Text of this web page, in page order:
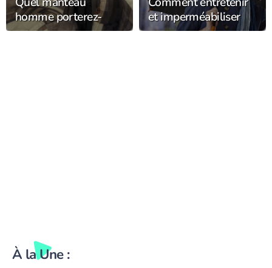
homme porterez-
vous cet hiver ?
et imperméabiliser
son chapeau de pluie
À la Une :